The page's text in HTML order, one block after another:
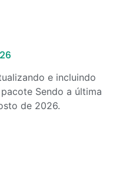
e incluindo
Sendo a última
de 2026.